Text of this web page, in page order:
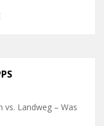
vs. Landweg – Was